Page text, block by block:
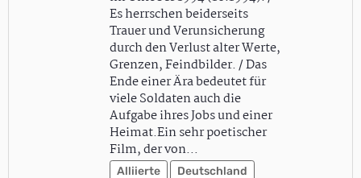
Es herrschen beiderseits
Trauer und Verunsicherung
durch den Verlust alter Werte,
Grenzen, Feindbilder. / Das
Ende einer Ära bedeutet für
viele Soldaten auch die
Aufgabe ihres Jobs und einer
Heimat.Ein sehr poetischer
Film, der von…
Alliierte
Deutschland